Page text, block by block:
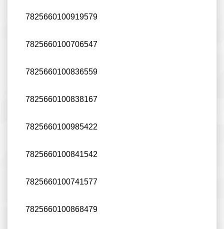
7825660100919579
7825660100706547
7825660100836559
7825660100838167
7825660100985422
7825660100841542
7825660100741577
7825660100868479